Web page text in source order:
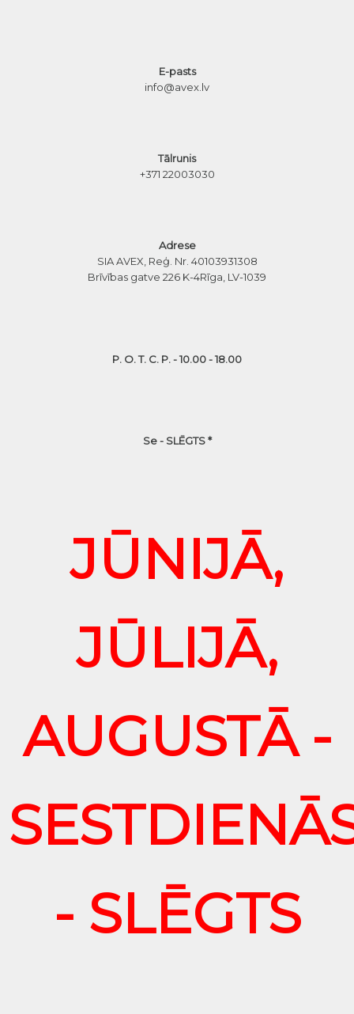
E-pasts
info@avex.lv
Tālrunis
+371 22003030
Adrese
SIA AVEX, Reģ. Nr. 40103931308
Brīvības gatve 226 K-4Rīga, LV-1039
P. O. T. C. P. - 10.00 - 18.00
Se - SLĒGTS *
JŪNIJĀ,
JŪLIJĀ,
AUGUSTĀ -
- SLĒGTS